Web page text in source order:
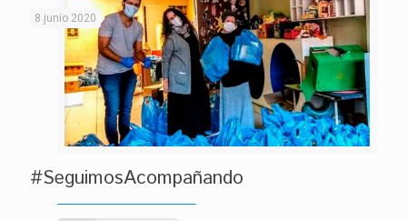
8 junio 2020
#SeguimosAcompañando